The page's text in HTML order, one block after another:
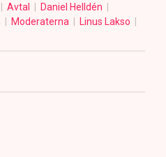
Avtal
Daniel Helldén
Moderaterna
Linus Lakso